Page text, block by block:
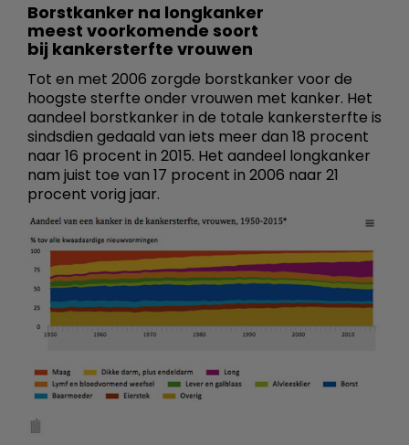
Borstkanker na longkanker
meest voorkomende soort
bij kankersterfte vrouwen
Tot en met 2006 zorgde borstkanker voor de
hoogste sterfte onder vrouwen met kanker. Het
aandeel borstkanker in de totale kankersterfte is
sindsdien gedaald van iets meer dan 18 procent
naar 16 procent in 2015. Het aandeel longkanker
nam juist toe van 17 procent in 2006 naar 21
procent vorig jaar.